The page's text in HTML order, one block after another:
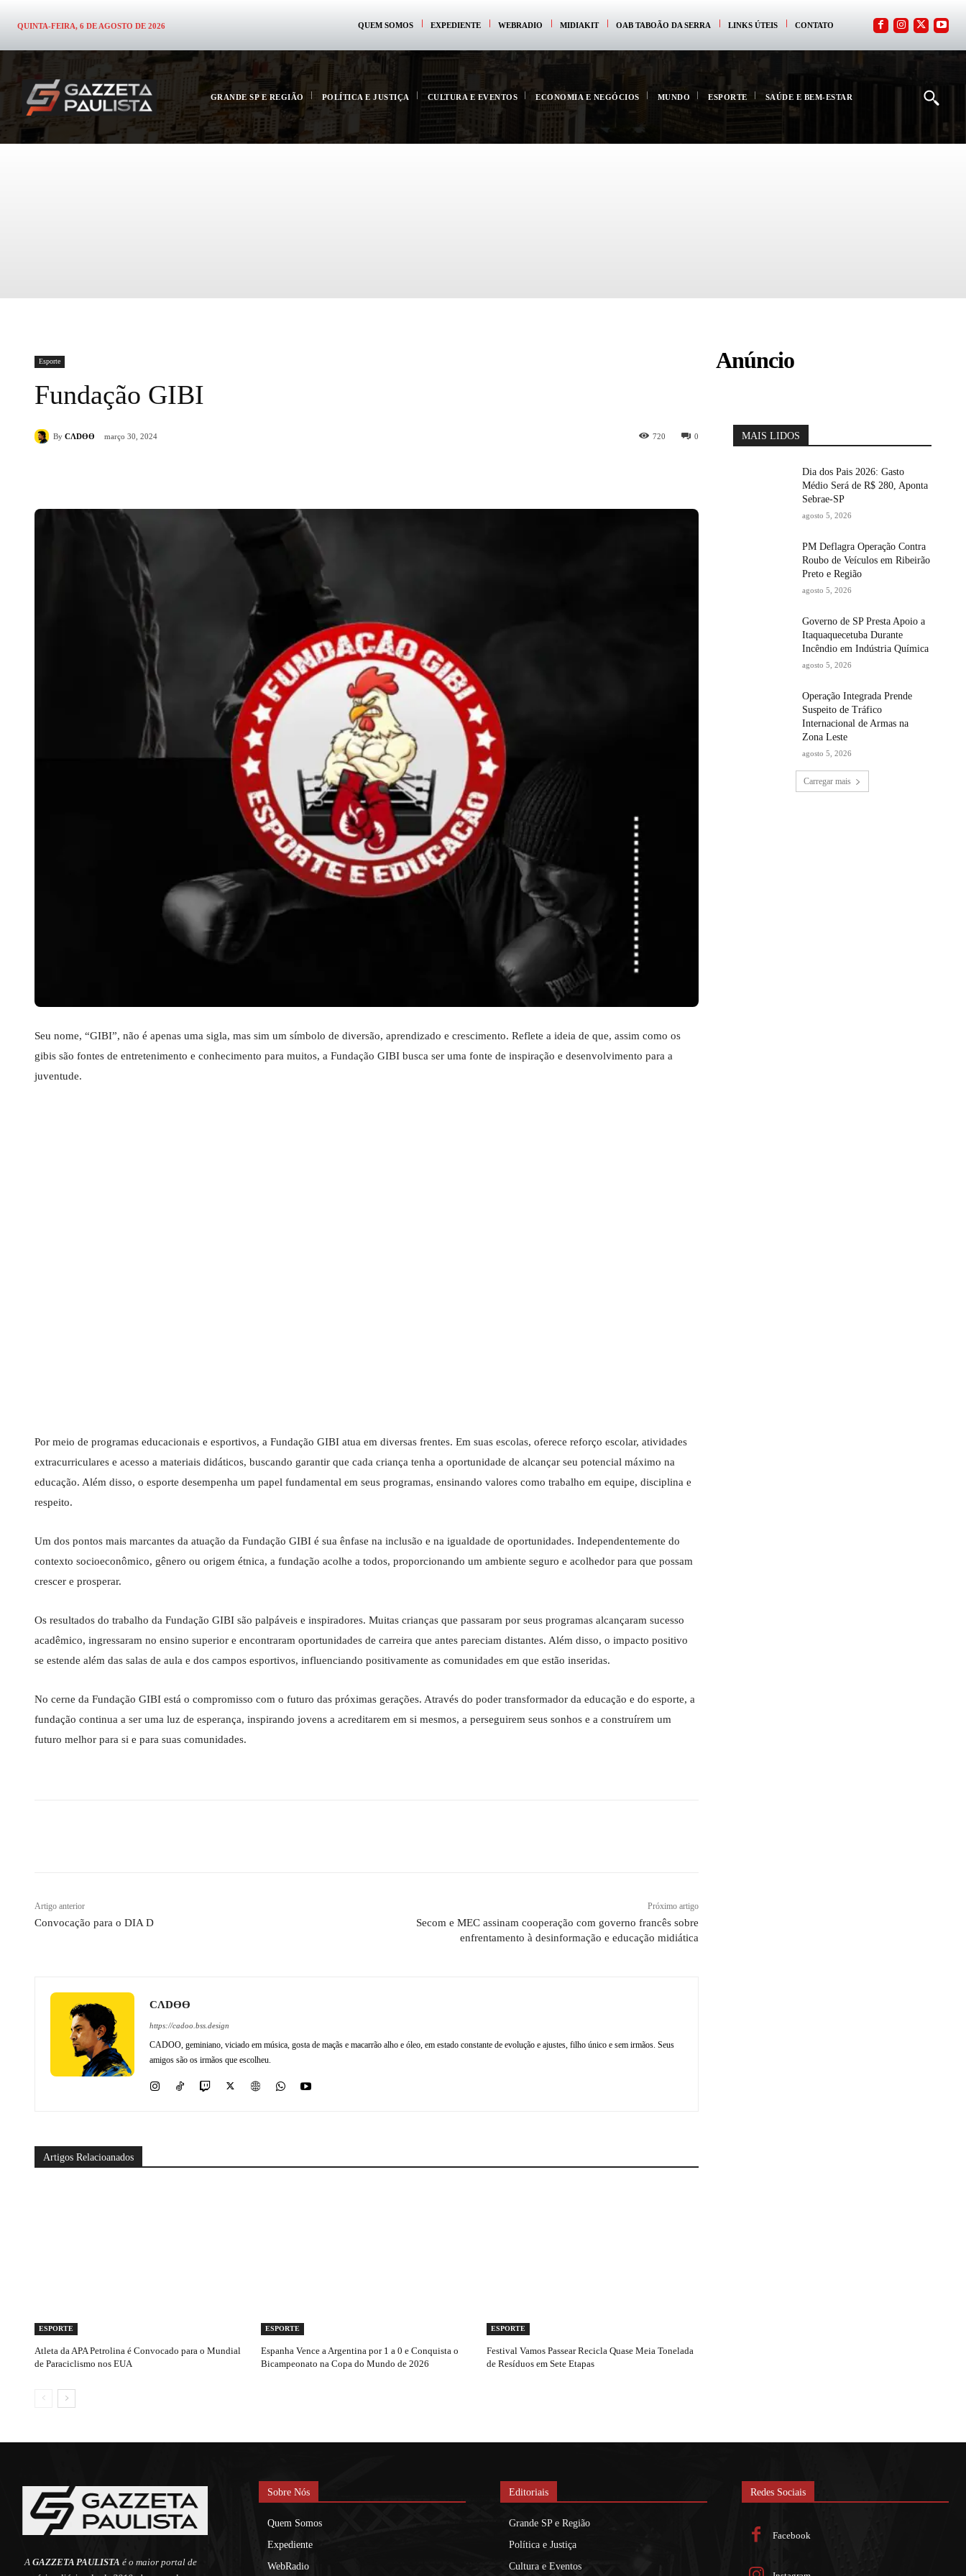
QUINTA-FEIRA, 6 DE AGOSTO DE 2026 QUEM SOMOS EXPEDIENTE WEBRADIO MIDIAKIT OAB TABOÃO DA SERRA LINKS ÚTEIS CONTATO
GRANDE SP E REGIÃO POLÍTICA E JUSTIÇA CULTURA E EVENTOS ECONOMIA E NEGÓCIOS MUNDO ESPORTE SAÚDE E BEM-ESTAR
Esporte
Fundação GIBI
By CΛDӨӨ março 30, 2024 0
720
Seu nome, “GIBI”, não é apenas uma sigla, mas sim um símbolo de diversão, aprendizado e crescimento. Reflete a ideia de que, assim como os
gibis são fontes de entretenimento e conhecimento para muitos, a Fundação GIBI busca ser uma fonte de inspiração e desenvolvimento para a
juventude.
Por meio de programas educacionais e esportivos, a Fundação GIBI atua em diversas frentes. Em suas escolas, oferece reforço escolar, atividades
extracurriculares e acesso a materiais didáticos, buscando garantir que cada criança tenha a oportunidade de alcançar seu potencial máximo na
educação. Além disso, o esporte desempenha um papel fundamental em seus programas, ensinando valores como trabalho em equipe, disciplina e
respeito.
Um dos pontos mais marcantes da atuação da Fundação GIBI é sua ênfase na inclusão e na igualdade de oportunidades. Independentemente do
contexto socioeconômico, gênero ou origem étnica, a fundação acolhe a todos, proporcionando um ambiente seguro e acolhedor para que possam
crescer e prosperar.
Os resultados do trabalho da Fundação GIBI são palpáveis e inspiradores. Muitas crianças que passaram por seus programas alcançaram sucesso
acadêmico, ingressaram no ensino superior e encontraram oportunidades de carreira que antes pareciam distantes. Além disso, o impacto positivo
se estende além das salas de aula e dos campos esportivos, influenciando positivamente as comunidades em que estão inseridas.
No cerne da Fundação GIBI está o compromisso com o futuro das próximas gerações. Através do poder transformador da educação e do esporte, a
fundação continua a ser uma luz de esperança, inspirando jovens a acreditarem em si mesmos, a perseguirem seus sonhos e a construírem um
futuro melhor para si e para suas comunidades.
Artigo anterior
Convocação para o DIA D
Próximo artigo
Secom e MEC assinam cooperação com governo francês sobre
enfrentamento à desinformação e educação midiática
CΛDӨӨ
https://cadoo.bss.design
CADOO, geminiano, viciado em música, gosta de maçãs e macarrão alho e óleo, em estado constante de evolução e ajustes, filho único e sem irmãos. Seus
amigos são os irmãos que escolheu.
Artigos Relacioanados
ESPORTE
Atleta da APA Petrolina é Convocado para o Mundial
de Paraciclismo nos EUA
ESPORTE
Espanha Vence a Argentina por 1 a 0 e Conquista o
Bicampeonato na Copa do Mundo de 2026
ESPORTE
Festival Vamos Passear Recicla Quase Meia Tonelada
de Resíduos em Sete Etapas
Anúncio
MAIS LIDOS
Dia dos Pais 2026: Gasto
Médio Será de R$ 280, Aponta
Sebrae-SP
agosto 5, 2026
PM Deflagra Operação Contra
Roubo de Veículos em Ribeirão
Preto e Região
agosto 5, 2026
Governo de SP Presta Apoio a
Itaquaquecetuba Durante
Incêndio em Indústria Química
agosto 5, 2026
Operação Integrada Prende
Suspeito de Tráfico
Internacional de Armas na
Zona Leste
agosto 5, 2026
Carregar mais
A GAZZETA PAULISTA é o maior portal de
Sobre Nós
Quem Somos
Expediente
WebRadio
Editoriais
Grande SP e Região
Política e Justiça
Cultura e Eventos
Redes Sociais
Facebook